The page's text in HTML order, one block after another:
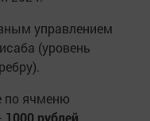
управлением
(уровень
по ячменю
1000 рублей